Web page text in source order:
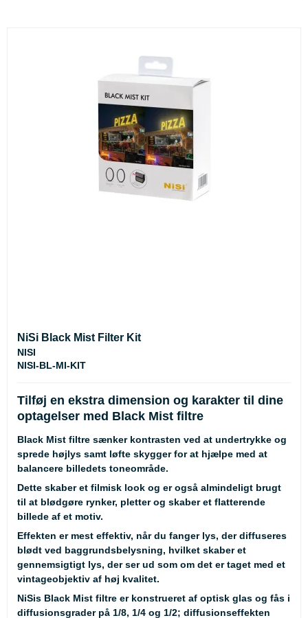
NiSi Black Mist Filter Kit
NISI
NISI-BL-MI-KIT
Tilføj en ekstra dimension og karakter til dine
optagelser med Black Mist filtre
Black Mist filtre sænker kontrasten ved at undertrykke og
sprede højlys samt løfte skygger for at hjælpe med at
balancere billedets toneområde.
Dette skaber et filmisk look og er også almindeligt brugt
til at blødgøre rynker, pletter og skaber et flatterende
billede af et motiv.
Effekten er mest effektiv, når du fanger lys, der diffuseres
blødt ved baggrundsbelysning, hvilket skaber et
gennemsigtigt lys, der ser ud som om det er taget med et
vintageobjektiv af høj kvalitet.
NiSis Black Mist filtre er konstrueret af optisk glas og fås i
diffusionsgrader på 1/8, 1/4 og 1/2; diffusionseffekten